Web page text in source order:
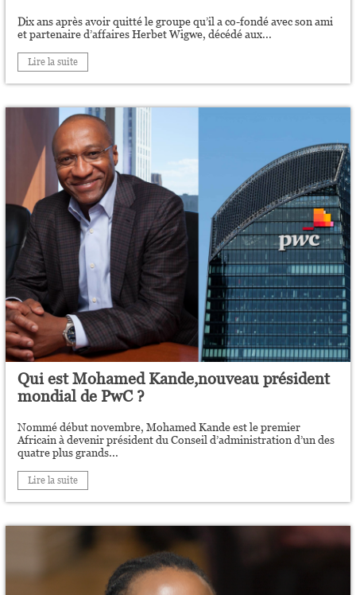
Dix ans après avoir quitté le groupe qu’il a co-fondé avec son ami
et partenaire d’affaires Herbet Wigwe, décédé aux...
Lire la suite
Qui est Mohamed Kande,nouveau président
mondial de PwC ?
Nommé début novembre, Mohamed Kande est le premier
Africain à devenir président du Conseil d’administration d’un des
quatre plus grands...
Lire la suite